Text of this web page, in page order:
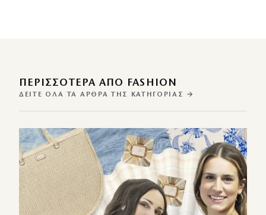
ΠΕΡΙΣΣΌΤΕΡΑ ΑΠΌ FASHION
ΔΕΊΤΕ ΌΛΑ ΤΑ ΆΡΘΡΑ ΤΗΣ ΚΑΤΗΓΟΡΊΑΣ →